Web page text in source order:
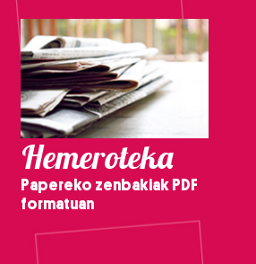
Hemeroteka
Papereko zenbakiak PDF
formatuan